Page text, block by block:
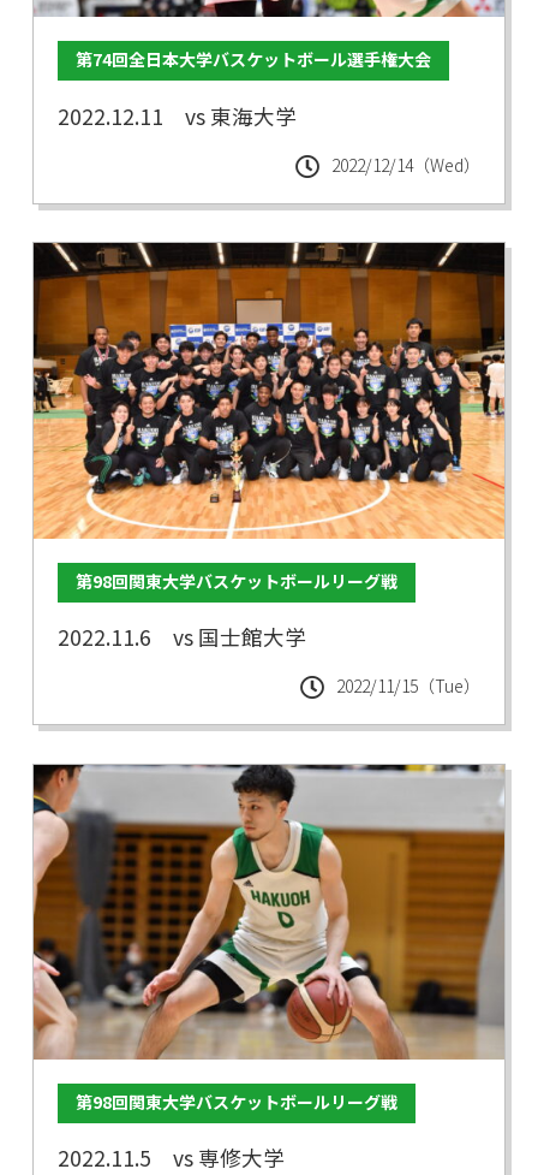
第74回全日本大学バスケットボール選手権大会
2022.12.11 vs 東海大学
2022/12/14（Wed）
第98回関東大学バスケットボールリーグ戦
2022.11.6 vs 国士館大学
2022/11/15（Tue）
第98回関東大学バスケットボールリーグ戦
2022.11.5 vs 専修大学